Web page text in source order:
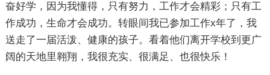
奋好学，因为我懂得，只有努力，工作才会精彩；只有工
作成功，生命才会成功。转眼间我已参加工作x年了，我
送走了一届活泼、健康的孩子。看着他们离开学校到更广
阔的天地里翱翔，我很充实、很满足、也很快乐！